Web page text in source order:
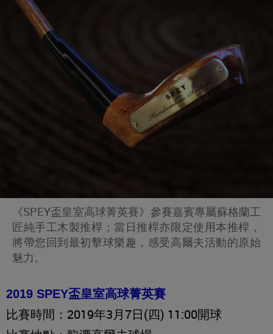
《SPEY盃皇室高球菁英賽》參賽嘉賓專屬蘇格蘭工
匠純手工木製推桿；當日推桿亦限定使用本推桿，
將帶您回到最初擊球樂趣，感受高爾夫活動的原始
魅力。
2019 SPEY盃皇室高球菁英賽
比賽時間：2019年3月7日(四) 11:00開球